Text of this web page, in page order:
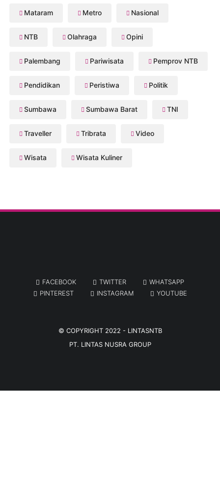
Mataram Metro Nasional
NTB Olahraga Opini
Palembang Pariwisata Pemprov NTB
Pendidikan Peristiwa Politik
Sumbawa Sumbawa Barat TNI
Traveller Tribrata Video
Wisata Wisata Kuliner
FACEBOOK TWITTER
WHATSAPP
PINTEREST
INSTAGRAM YOUTUBE
© COPYRIGHT 2022 - LINTASNTB
PT. LINTAS NUSRA GROUP